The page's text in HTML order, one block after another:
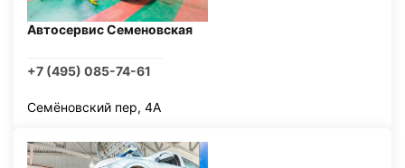
Автосервис Семеновская
+7 (495) 085-74-61
Семёновский пер, 4А